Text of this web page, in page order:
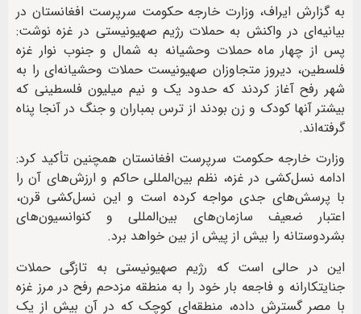
به گزارش ایراف، وزارت خارجه حکومت سرپرست افغانستان در
بیانیه‌ای در واکنش به حملات رژیم صهیونیستی در غزه نوشت:
پس از چهار ماه حملات وحشیانه به شمال و جنوب نوار غزه
فلسطین، دیروز متجاوزان صهیونیست حملات وحشیانه‌ای را به
شهر رفح آغاز کردند که حدود یک و نیم میلیون فلسطینی که
بیشتر آنها کودک و زن بودند از ترس بمباران و جنگ در آنجا پناه
گرفته‌اند.
وزارت خارجه حکومت سرپرست افغانستان همچنین تأکید کرد:
ادامه نسل‌کشی در غزه، نظم بین‌المللی حاکم و ارزش‌های آن را
با پرسش‌های جدی مواجه کرده است و این نسل‌کشی قرن،
اعتبار ضعیف سازمان‌های بین‌المللی و کنوانسیون‌های
بشردوستانه را بیش از پیش از بین خواهد برد.
این در حالی است که رژیم صهیونیستی به تازگی حملات
جنایتکارانه و فاجعه بار خود را به منطقه مزدحم رفح در مرز غزه
با مصر گسترش داده، منطقه‌ای کوچک که در آن بیش از یک